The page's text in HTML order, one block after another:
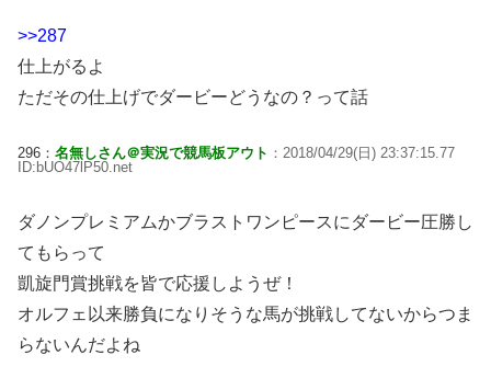
>>287
仕上がるよ
ただその仕上げでダービーどうなの？って話
296： 名無しさん＠実況で競馬板アウト ：2018/04/29(日) 23:37:15.77
ID:bUO47lP50.net
ダノンプレミアムかブラストワンピースにダービー圧勝し
てもらって
凱旋門賞挑戦を皆で応援しようぜ！
オルフェ以来勝負になりそうな馬が挑戦してないからつま
らないんだよね